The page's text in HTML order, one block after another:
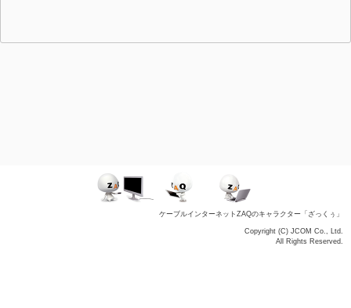
ケーブルインターネットZAQのキャラクター「ざっくぅ」
Copyright (C) JCOM Co., Ltd.
All Rights Reserved.